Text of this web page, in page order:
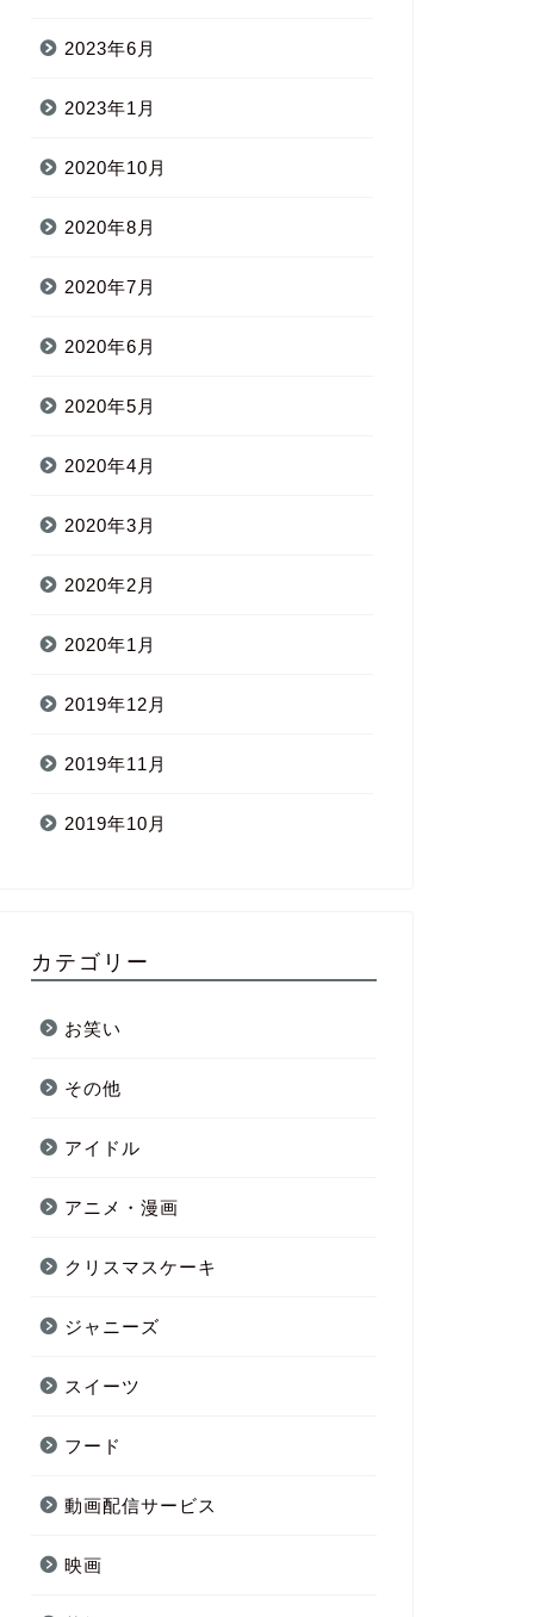
2023年6月
2023年1月
2020年10月
2020年8月
2020年7月
2020年6月
2020年5月
2020年4月
2020年3月
2020年2月
2020年1月
2019年12月
2019年11月
2019年10月
カテゴリー
お笑い
その他
アイドル
アニメ・漫画
クリスマスケーキ
ジャニーズ
スイーツ
フード
動画配信サービス
映画